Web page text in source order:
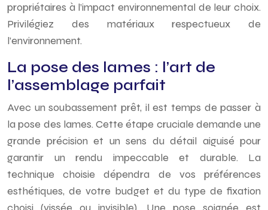
propriétaires à l’impact environnemental de leur choix.
Privilégiez des matériaux respectueux de
l’environnement.
La pose des lames : l’art de
l’assemblage parfait
Avec un soubassement prêt, il est temps de passer à
la pose des lames. Cette étape cruciale demande une
grande précision et un sens du détail aiguisé pour
garantir un rendu impeccable et durable. La
technique choisie dépendra de vos préférences
esthétiques, de votre budget et du type de fixation